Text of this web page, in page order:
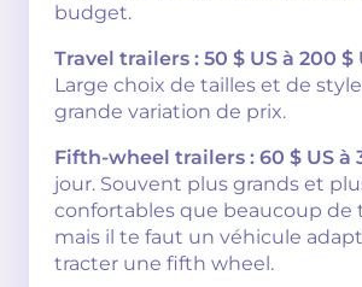
budget.
Travel trailers : 50 $ US à 200 $
Large choix de tailles et de
grande variation de prix.
Fifth-wheel trailers : 60 $ US à
jour. Souvent plus grands et
confortables que beaucoup de
mais il te faut un véhicule
tracter une fifth wheel.